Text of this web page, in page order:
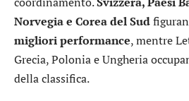
Norvegia e Corea del Sud
migliori performance, mentre
Grecia, Polonia e Ungheria
della classifica.